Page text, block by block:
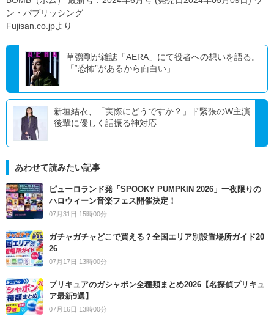
ン・パブリッシング
Fujisan.co.jpより
草彅剛が雑誌「AERA」にて役者への想いを語る。
「“恐怖”があるから面白い」
新垣結衣、「実際にどうですか？」ド緊張のW主演
後輩に優しく話振る神対応
あわせて読みたい記事
ピューロランド発「SPOOKY PUMPKIN 2026」一夜限りの
ハロウィーン音楽フェス開催決定！
07月31日 15時00分
ガチャガチャどこで買える？全国エリア別設置場所ガイド20
26
07月17日 13時00分
プリキュアのガシャポン全種類まとめ2026【名探偵プリキュ
ア最新9選】
07月16日 13時00分